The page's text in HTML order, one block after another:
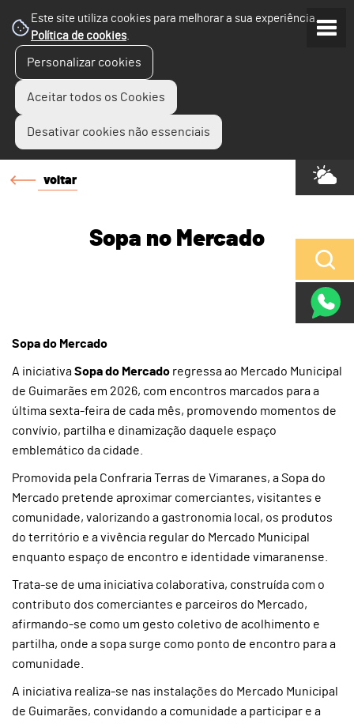
Este site utiliza cookies para melhorar a sua experiência.
Política de cookies.
Personalizar cookies
Aceitar todos os Cookies
Desativar cookies não essenciais
voltar
Sopa no Mercado
Sopa do Mercado
A iniciativaSopa do Mercado regressa ao Mercado Municipal
de Guimarães em 2026, com encontros marcados para a
última sexta-feira de cada mês, promovendo momentos de
convívio, partilha e dinamização daquele espaço
emblemático da cidade.
Promovida pela Confraria Terras de Vimaranes, a Sopa do
Mercado pretende aproximar comerciantes, visitantes e
comunidade, valorizando a gastronomia local, os produtos
do território e a vivência regular do Mercado Municipal
enquanto espaço de encontro e identidade vimaranense.
Trata-se de uma iniciativa colaborativa, construída com o
contributo dos comerciantes e parceiros do Mercado,
afirmando-se como um gesto coletivo de acolhimento e
partilha, onde a sopa surge como ponto de encontro para a
comunidade.
A iniciativa realiza-se nas instalações do Mercado Municipal
de Guimarães, convidando a comunidade a participar e a